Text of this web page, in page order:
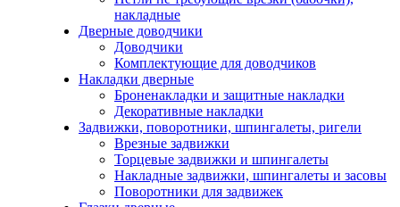
накладные
Дверные доводчики
Доводчики
Комплектующие для доводчиков
Накладки дверные
Броненакладки и защитные накладки
Декоративные накладки
Задвижки, поворотники, шпингалеты, ригели
Врезные задвижки
Торцевые задвижки и шпингалеты
Накладные задвижки, шпингалеты и засовы
Поворотники для задвижек